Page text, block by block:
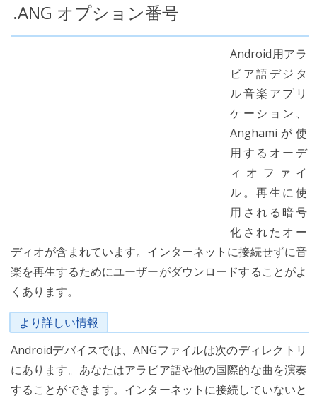
.ANG オプション番号
Android用アラ
ビア語デジタ
ル音楽アプリ
ケーション、
Anghamiが使
用するオーデ
ィオファイ
ル。再生に使
用される暗号
化されたオー
ディオが含まれています。インターネットに接続せずに音
楽を再生するためにユーザーがダウンロードすることがよ
くあります。
より詳しい情報
Androidデバイスでは、ANGファイルは次のディレクトリ
にあります。あなたはアラビア語や他の国際的な曲を演奏
することができます。インターネットに接続していないと